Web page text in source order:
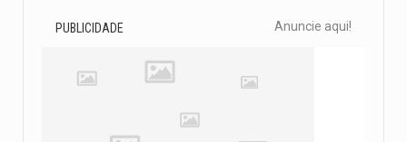
PUBLICIDADE Anuncie aqui!